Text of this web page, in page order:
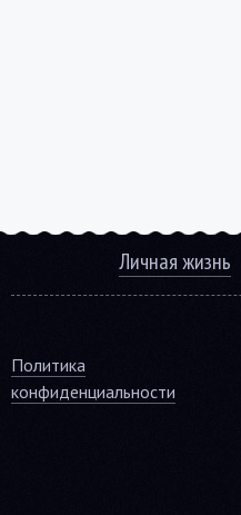
Личная жизнь
Политика
конфиденциальности